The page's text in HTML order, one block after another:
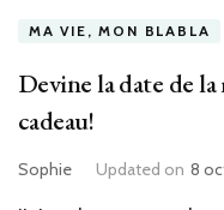
MA VIE, MON BLABLA
Devine la date de
cadeau!
Sophie Updated on 8